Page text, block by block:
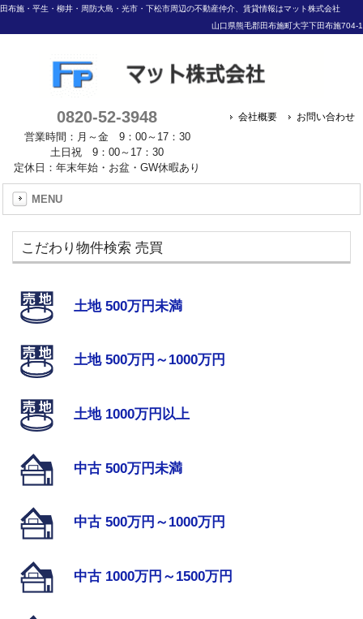
田布施・平生・柳井・周防大島・光市・下松市周辺の不動産仲介、賃貸情報はマット株式会社
山口県熊毛郡田布施町大字下田布施704-1
0820-52-3948
営業時間：月～金 9：00～17：30
土日祝 9：00～17：30
定休日：年末年始・お盆・GW休暇あり
会社概要 お問い合わせ
MENU
こだわり物件検索 売買
土地 500万円未満
土地 500万円～1000万円
土地 1000万円以上
中古 500万円未満
中古 500万円～1000万円
中古 1000万円～1500万円